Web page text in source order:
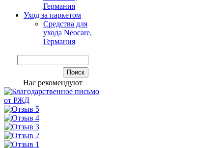
Германия
Уход за паркетом
Средства для
ухода Neocare,
Германия
Нас рекомендуют